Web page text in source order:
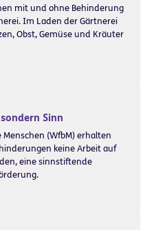
mit und ohne Behinderung
Im Laden der Gärtnerei
Obst, Gemüse und Kräuter
Sinn
(WfbM) erhalten
keine Arbeit auf
eine sinnstiftende